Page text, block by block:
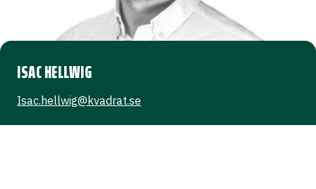
ISAC HELLWIG
Isac.hellwig@kvadrat.se